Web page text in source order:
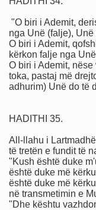
"O biri i Ademit,
nga Unë (falje), Unë
O biri i Ademit,
kërkon falje nga
O biri i Ademit,
toka, pastaj më
adhurim) Unë do të
HADITHI 35.
All-llahu i
të tretën e fundit të
"Kush është duke
është duke më
është duke më
në transmetimin e
"Dhe kështu